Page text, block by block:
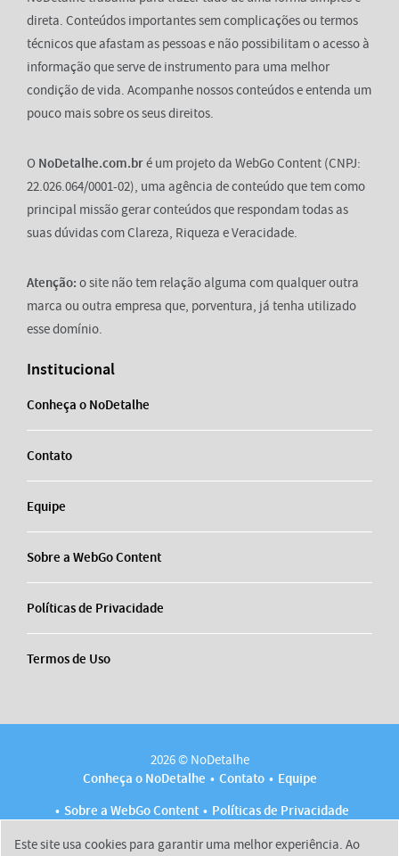
direta. Conteúdos importantes sem complicações ou termos
técnicos que afastam as pessoas e não possibilitam o acesso à
informação que serve de instrumento para uma melhor
condição de vida. Acompanhe nossos conteúdos e entenda um
pouco mais sobre os seus direitos.
O NoDetalhe.com.bré um projeto da WebGo Content (CNPJ:
22.026.064/0001-02), uma agência de conteúdo que tem como
principal missão gerar conteúdos que respondam todas as
suas dúvidas com Clareza, Riqueza e Veracidade.
Atenção: o site não tem relação alguma com qualquer outra
marca ou outra empresa que, porventura, já tenha utilizado
esse domínio.
Institucional
Conheça o NoDetalhe
Contato
Equipe
Sobre a WebGo Content
Políticas de Privacidade
Termos de Uso
2026 © NoDetalhe
Conheça o NoDetalhe
Contato
Equipe
Sobre a WebGo Content
Políticas de Privacidade
Termos de Uso
Este site usa cookies para garantir uma melhor experiência. Ao